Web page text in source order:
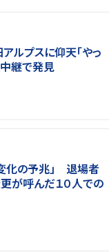
ルプスに仰天「やっ
継で発見
化の予兆」 退場者
が呼んだ１０人での